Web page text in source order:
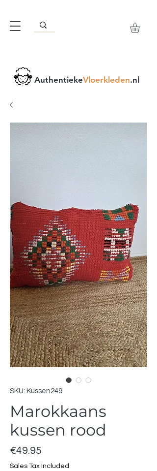
AuthentiekeVloerkleden.nl
SKU: Kussen249
Marokkaans
kussen rood
€49.95
Sales Tax Included